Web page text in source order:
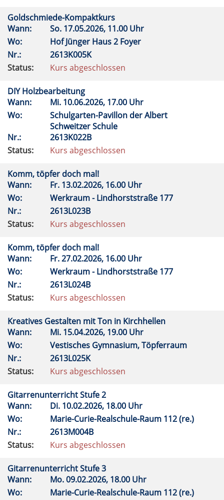
Goldschmiede-Kompaktkurs
Wann:
So. 17.05.2026, 11.00 Uhr
Wo:
Hof Jünger Haus 2 Foyer
Nr.:
2613K005K
Status:
Kurs abgeschlossen
DIY Holzbearbeitung
Wann:
Mi. 10.06.2026, 17.00 Uhr
Wo:
Schulgarten-Pavillon der Albert
Schweitzer Schule
Nr.:
2613K022B
Status:
Kurs abgeschlossen
Komm, töpfer doch mal!
Wann:
Fr. 13.02.2026, 16.00 Uhr
Wo:
Werkraum - Lindhorststraße 177
Nr.:
2613L023B
Status:
Kurs abgeschlossen
Komm, töpfer doch mal!
Wann:
Fr.27.02.2026, 16.00 Uhr
Wo:
Werkraum - Lindhorststraße 177
Nr.:
2613L024B
Status:
Kurs abgeschlossen
Kreatives Gestalten mit Ton in Kirchhellen
Wann:
Mi. 15.04.2026, 19.00 Uhr
Wo:
Vestisches Gymnasium, Töpferraum
Nr.:
2613L025K
Status:
Kurs abgeschlossen
Gitarrenunterricht Stufe 2
Wann:
Di. 10.02.2026, 18.00 Uhr
Wo:
Marie-Curie-Realschule-Raum 112 (re.)
Nr.:
2613M004B
Status:
Kurs abgeschlossen
Gitarrenunterricht Stufe 3
Wann:
Mo.09.02.2026, 18.00 Uhr
Wo:
Marie-Curie-Realschule-Raum 112 (re.)